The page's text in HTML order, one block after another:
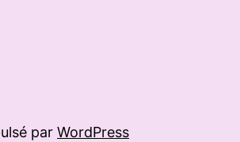
par WordPress